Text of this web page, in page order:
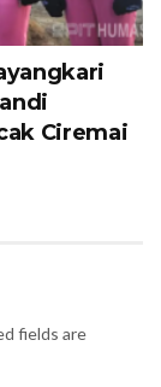
Ciremai
fields are